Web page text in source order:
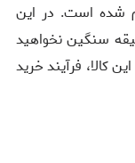
شده است. در این
سنگین نخواهید
کالا، فرآیند خرید